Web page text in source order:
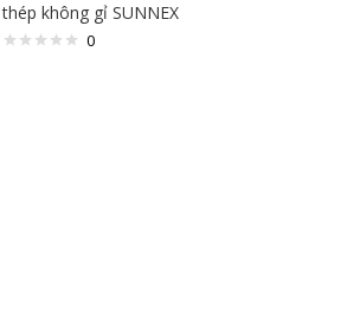
thép không gỉ SUNNEX
0